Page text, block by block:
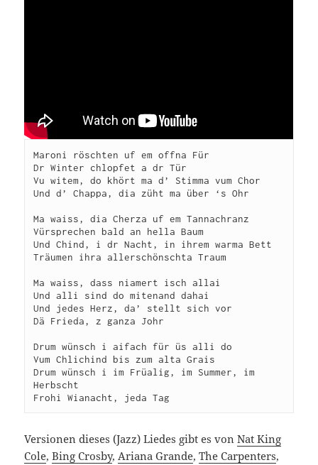
Maroni röschten uf em offna Für
Dr Winter chlopfet a dr Tür
Vu witem, do khört ma d’ Stimma vum Chor
Und d’ Chappa, dia züht ma über ‘s Ohr
Ma waiss, dia Cherza uf em Tannachranz
Vürsprechen bald an hella Baum
Und Chind, i dr Nacht, in ihrem warma Bett
Träumen ihra allerschönschta Traum
Ma waiss, dass niamert isch allai
Und alli sind do mitenand dahai
Und jedes Herz, da’ stellt sich vor
Dä Frieda, z ganza Johr
Drum wünsch i aifach für üs alli do
Vum Chlichind bis zum alta Grais
Drum wünsch i im Früalig, im Summer, im
Herbscht
Versionen dieses (Jazz) Liedes gibt es vonNat King
Cole,Bing Crosby,Ariana Grande,The Carpenters,